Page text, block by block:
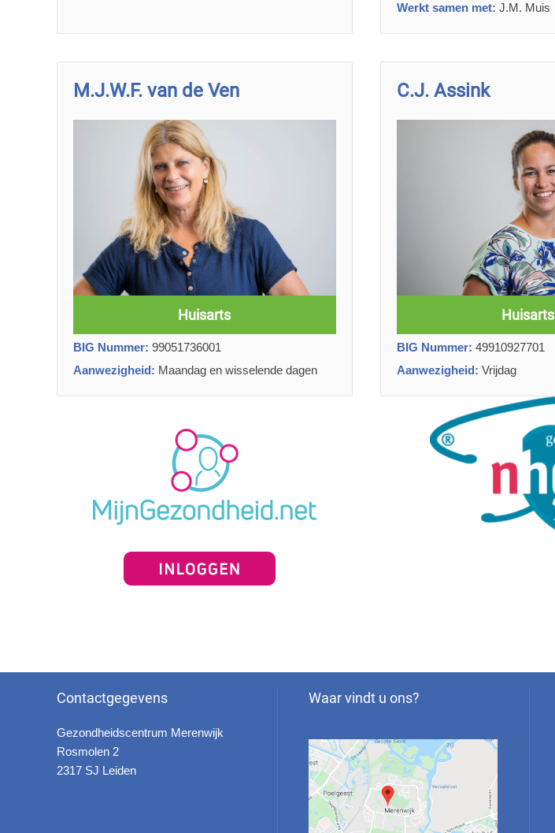
Werkt samen met: J.M. Muis
M.J.W.F. van de Ven
Huisarts
BIG Nummer: 99051736001
Aanwezigheid: Maandag en wisselende dagen
C.J. Assink
Huisarts
BIG Nummer: 49910927701
Aanwezigheid: Vrijdag
Contactgegevens
Gezondheidscentrum Merenwijk
Rosmolen 2
2317 SJ Leiden
Waar vindt u ons?